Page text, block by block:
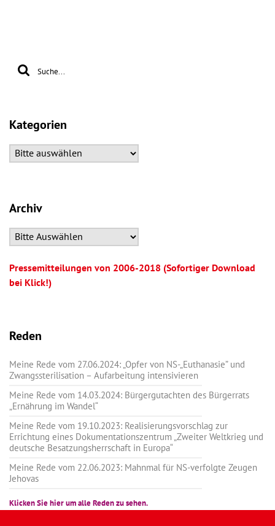
Kategorien
Archiv
Pressemitteilungen von 2006-2018 (Sofortiger Download
bei Klick!)
Reden
Meine Rede vom 27.06.2024: „Opfer von NS-„Euthanasie” und
Zwangssterilisation – Aufarbeitung intensivieren
Meine Rede vom 14.03.2024: Bürgergutachten des Bürgerrats
„Ernährung im Wandel“
Meine Rede vom 19.10.2023: Realisierungsvorschlag zur
Errichtung eines Dokumentationszentrum „Zweiter Weltkrieg und
deutsche Besatzungsherrschaft in Europa“
Meine Rede vom 22.06.2023: Mahnmal für NS-verfolgte Zeugen
Jehovas
Klicken Sie hier um alle Reden zu sehen.